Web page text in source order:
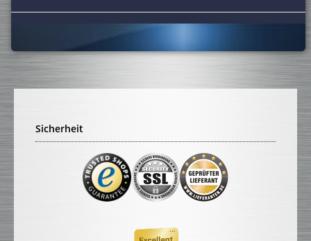
Sicherheit